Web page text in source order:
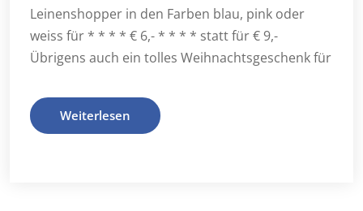
Leinenshopper in den Farben blau, pink oder
weiss für * * * * € 6,- * * * * statt für € 9,-
Übrigens auch ein tolles Weihnachtsgeschenk für
Weiterlesen